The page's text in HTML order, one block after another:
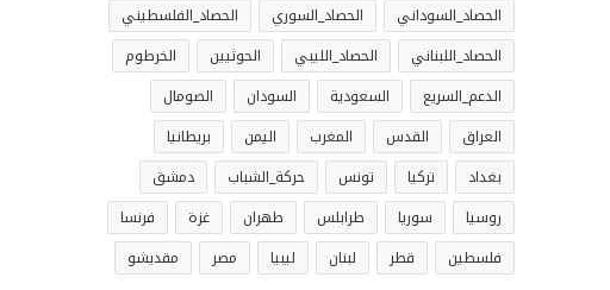
الحصاد_السوداني
الحصاد_السوري
الحصاد_الفلسطيني
الحصاد_اللبناني
الحصاد_الليبي الحوثيين
الخرطوم
الدعم_السريع
السعودية السودان
الصومال
العراق
القدس المغرب اليمن
بريطانيا
بغداد
تركيا تونس حركة_الشباب
دمشق
روسيا
سوريا طرابلس طهران غزة
فرنسا
فلسطين
قطر لبنان ليبيا مصر مقديشو